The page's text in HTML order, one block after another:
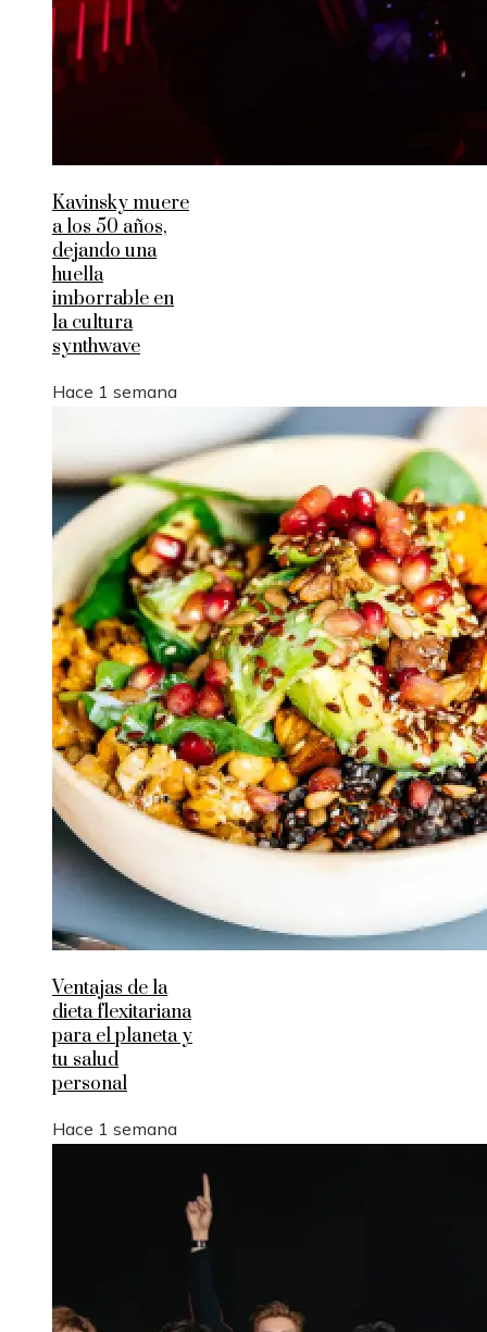
Kavinsky muere
a los 50 años,
dejando una
huella
imborrable en
la cultura
synthwave
Hace 1 semana
Ventajas de la
dieta flexitariana
para el planeta y
tu salud
personal
Hace 1 semana